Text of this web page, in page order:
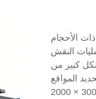
الأحجام
النقش
كبير من
بفضل طاولة العمل التي يبلغ حجمها 3000 × 2000